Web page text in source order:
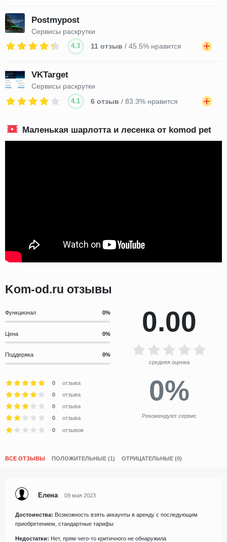
Postmypost
Сервисы раскрутки
4.3 11 отзыв / 45.5% нравится
VKTarget
Сервисы раскрутки
4.1 6 отзыв / 83.3% нравится
Маленькая шарлотта и лесенка от komod pet
Kom-od.ru отзывы
Функционал
Цена
Поддержка
0.00
средняя оценка
0
отзыва
0
отзыва
0
отзыва
0
отзыва
0
отзывов
0%
Рекомендуют сервис
ВСЕ ОТЗЫВЫ ПОЛОЖИТЕЛЬНЫЕ (1) ОТРИЦАТЕЛЬНЫЕ (0)
Елена 09 мая 2023
Достоинства: Возможность взять аккаунты в аренду с последующим
приобретением, стандартные тарифы
Недостатки: Нет, прям чего-то критичного не обнаружила